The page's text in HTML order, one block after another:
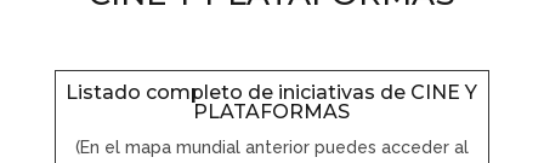
Listado completo de iniciativas de CINE Y
PLATAFORMAS
(En el mapa mundial anterior puedes acceder al